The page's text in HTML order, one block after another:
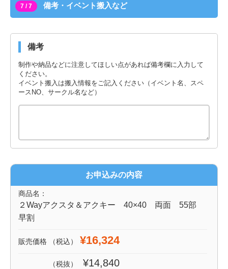
7 / 7 備考・イベント搬入など
備考
制作や納品などに注意してほしい点があれば備考欄に入力して
ください。
イベント搬入は搬入情報をご記入ください（イベント名、スペ
ースNO、サークル名など）
お申込みの内容
商品名：
２Wayアクスタ＆アクキー 40×40 両面 55部
早割
販売価格 （税込） ¥16,324
（税抜） ¥14,840